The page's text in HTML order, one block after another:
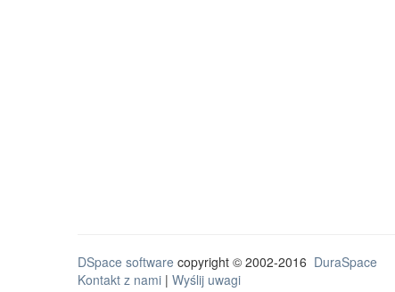
DSpace software copyright © 2002-2016 DuraSpace
Kontakt z nami | Wyślij uwagi